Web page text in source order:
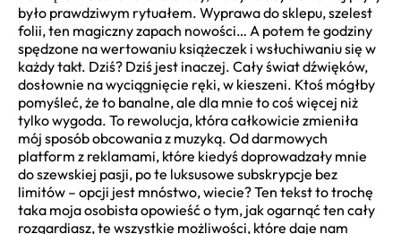
było prawdziwym rytuałem. Wyprawa do sklepu, szelest
folii, ten magiczny zapach nowości… A potem te godziny
spędzone na wertowaniu książeczek i wsłuchiwaniu się w
każdy takt. Dziś? Dziś jest inaczej. Cały świat dźwięków,
dosłownie na wyciągnięcie ręki, w kieszeni. Ktoś mógłby
pomyśleć, że to banalne, ale dla mnie to coś więcej niż
tylko wygoda. To rewolucja, która całkowicie zmieniła
mój sposób obcowania z muzyką. Od darmowych
platform z reklamami, które kiedyś doprowadzały mnie
do szewskiej pasji, po te luksusowe subskrypcje bez
limitów – opcji jest mnóstwo, wiecie? Ten tekst to trochę
taka moja osobista opowieść o tym, jak ogarnąć ten cały
rozgardiasz, te wszystkie możliwości, które daje nam